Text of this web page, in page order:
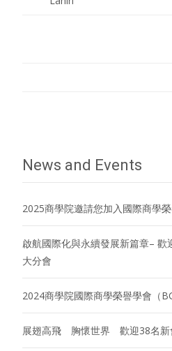
News and Events
2025商學院邀請您加入國際商學
啟航國際化與永續發展新篇章– 歡
大分會
2024商學院國際商學榮譽學會（
展翅高飛 胸懷世界 歡迎38名新